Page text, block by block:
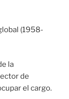
(1958-
la
de
el cargo.